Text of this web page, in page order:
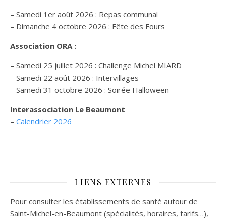
– Samedi 1er août 2026 : Repas communal
– Dimanche 4 octobre 2026 : Fête des Fours
Association ORA :
– Samedi 25 juillet 2026 : Challenge Michel MIARD
– Samedi 22 août 2026 : Intervillages
– Samedi 31 octobre 2026 : Soirée Halloween
Interassociation Le Beaumont
– Calendrier 2026
LIENS EXTERNES
Pour consulter les établissements de santé autour de
Saint-Michel-en-Beaumont (spécialités, horaires, tarifs…),